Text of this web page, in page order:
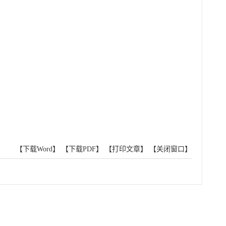
【下载Word】 【下载PDF】 【打印文章】 【关闭窗口】